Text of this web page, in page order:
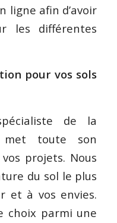
ligne afin d’avoir
les différentes
pour vos sols
de la
met toute son
projets. Nous
du sol le plus
et à vos envies.
choix parmi une